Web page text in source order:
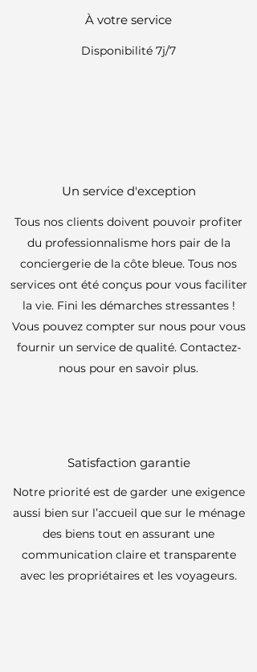
À votre service
Disponibilité 7j/7
Un service d'exception
Tous nos clients doivent pouvoir profiter
du professionnalisme hors pair de la
conciergerie de la côte bleue. Tous nos
services ont été conçus pour vous faciliter
la vie. Fini les démarches stressantes !
Vous pouvez compter sur nous pour vous
fournir un service de qualité. Contactez-
nous pour en savoir plus.
Satisfaction garantie
Notre priorité est de garder une exigence
aussi bien sur l’accueil que sur le ménage
des biens tout en assurant une
communication claire et transparente
avec les propriétaires et les voyageurs.